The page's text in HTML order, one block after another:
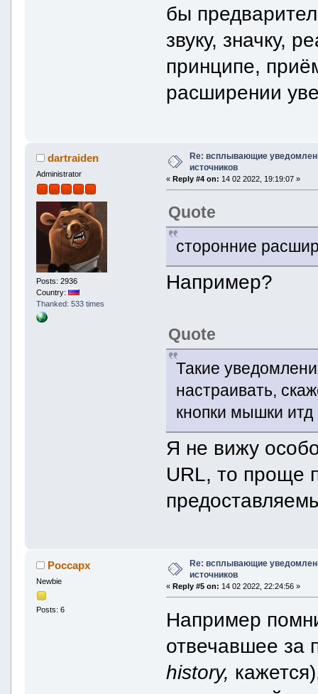
бы
звуку, значку,
принципе,
расширении
dartraiden
Administrator
Posts: 2936
Country:
Thanked: 533 times
Re: всплывающие
источников
«Reply #4 on: 14 02 2022, 19:19:07 »
Quote
сторонние
Например?
Quote
Такие
настраивать,
кнопки мышки итд
Я не вижу
URL, то проще
Россарх
Newbie
Posts: 6
Re: всплывающие
источников
«Reply #5 on: 14 02 2022, 22:24:56 »
Например
отвечавшее за
history,